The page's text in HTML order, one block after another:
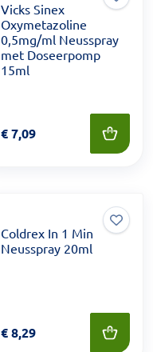
Vicks Sinex
Oxymetazoline
0,5mg/ml Neusspray
met Doseerpomp
15ml
Prijs: € 7,09
€7,09
Coldrex In 1 Min
Neusspray 20ml
Prijs: € 8,29
€8,29